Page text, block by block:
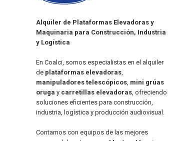
Alquiler de Plataformas Elevadoras y
Maquinaria para Construcción, Industria
y Logística
En Coalci, somos especialistas en el alquiler
de plataformas elevadoras,
manipuladores telescópicos, mini grúas
oruga y carretillas elevadoras, ofreciendo
soluciones eficientes para construcción,
industria, logística y producción audiovisual.
Contamos con equipos de las mejores